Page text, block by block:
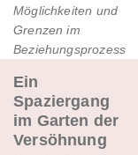
Möglichkeiten und
Grenzen im
Beziehungsprozess
Ein
Spaziergang
im Garten der
Versöhnung